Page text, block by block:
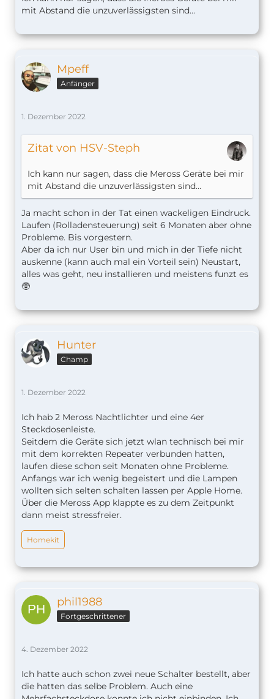
mit Abstand die unzuverlässigsten sind…
Mpeff
Anfänger
1. Dezember 2022
Zitat von HSV-Steph
Ich kann nur sagen, dass die Meross Geräte bei mir
mit Abstand die unzuverlässigsten sind…
Ja macht schon in der Tat einen wackeligen Eindruck.
Laufen (Rolladensteuerung) seit 6 Monaten aber ohne
Probleme. Bis vorgestern.
Aber da ich nur User bin und mich in der Tiefe nicht
auskenne (kann auch mal ein Vorteil sein) Neustart,
alles was geht, neu installieren und meistens funzt es
🥸
Hunter
Champ
1. Dezember 2022
Ich hab 2 Meross Nachtlichter und eine 4er
Steckdosenleiste.
Seitdem die Geräte sich jetzt wlan technisch bei mir
mit dem korrekten Repeater verbunden hatten,
laufen diese schon seit Monaten ohne Probleme.
Anfangs war ich wenig begeistert und die Lampen
wollten sich selten schalten lassen per Apple Home.
Über die Meross App klappte es zu dem Zeitpunkt
dann meist stressfreier.
Homekit
phil1988
Fortgeschrittener
4. Dezember 2022
Ich hatte auch schon zwei neue Schalter bestellt, aber
die hatten das selbe Problem. Auch eine